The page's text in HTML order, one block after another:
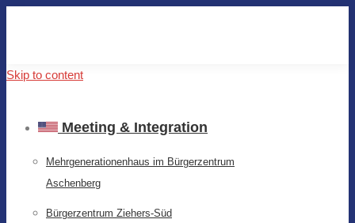
Skip to content
Meeting & Integration
Mehrgenerationenhaus im Bürgerzentrum
Aschenberg
Bürgerzentrum Ziehers-Süd